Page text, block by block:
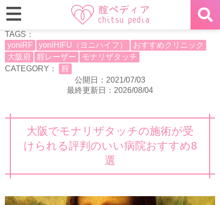
TAGS：
yoniRF
yoniHIFU（ヨニハイフ）
おすすめクリニック
大阪府
腟レーザー
モナリザタッチ
CATEGORY：
腟
公開日：2021/07/03
最終更新日：2026/08/04
大阪でモナリザタッチの施術が受
けられる評判のいい病院おすすめ8
選